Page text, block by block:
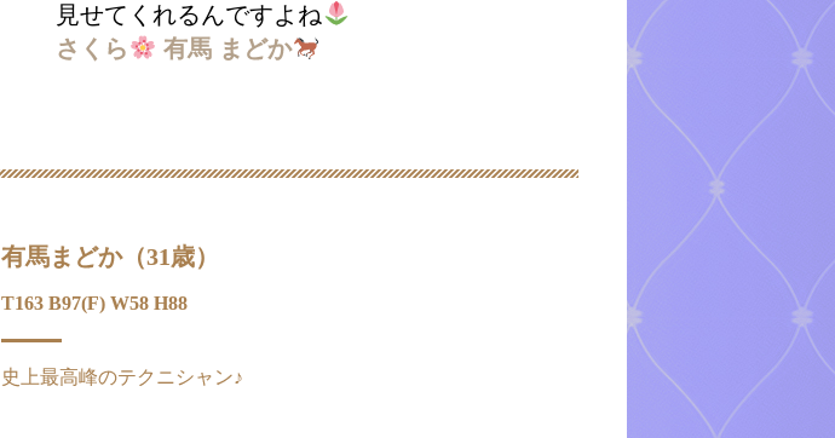
見せてくれるんですよね
さくら
有馬 まどか
有馬まどか（31歳）
T163 B97(F) W58 H88
史上最高峰のテクニシャン♪